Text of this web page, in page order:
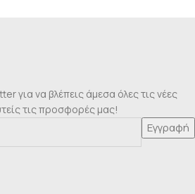
για να βλέπεις άμεσα όλες τις νέες
τις προσφορές μας!